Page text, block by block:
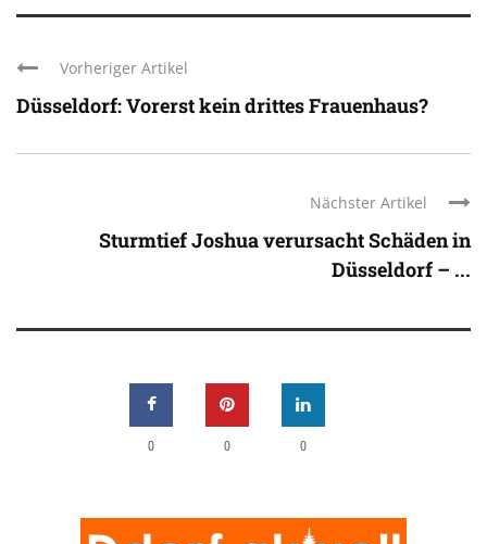
Vorheriger Artikel
Düsseldorf: Vorerst kein drittes Frauenhaus?
Nächster Artikel
Sturmtief Joshua verursacht Schäden in
Düsseldorf – ...
0 0 0